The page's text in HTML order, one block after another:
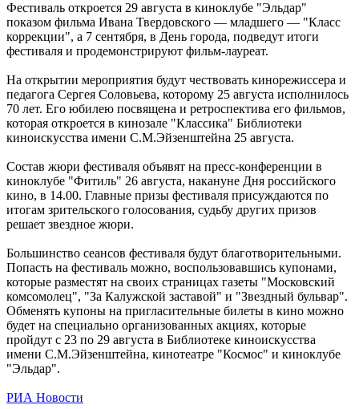
Фестиваль откроется 29 августа в киноклубе "Эльдар"
показом фильма Ивана Твердовского — младшего — "Класс
коррекции", а 7 сентября, в День города, подведут итоги
фестиваля и продемонстрируют фильм-лауреат.
На открытии мероприятия будут чествовать кинорежиссера и
педагога Сергея Соловьева, которому 25 августа исполнилось
70 лет. Его юбилею посвящена и ретроспектива его фильмов,
которая откроется в кинозале "Классика" Библиотеки
киноискусства имени С.М.Эйзенштейна 25 августа.
Состав жюри фестиваля объявят на пресс-конференции в
киноклубе "Фитиль" 26 августа, накануне Дня российского
кино, в 14.00. Главные призы фестиваля присуждаются по
итогам зрительского голосования, судьбу других призов
решает звездное жюри.
Большинство сеансов фестиваля будут благотворительными.
Попасть на фестиваль можно, воспользовавшись купонами,
которые разместят на своих страницах газеты "Московский
комсомолец", "За Калужской заставой" и "Звездный бульвар".
Обменять купоны на пригласительные билеты в кино можно
будет на специально организованных акциях, которые
пройдут с 23 по 29 августа в Библиотеке киноискусства
имени С.М.Эйзенштейна, кинотеатре "Космос" и киноклубе
"Эльдар".
РИА Новости